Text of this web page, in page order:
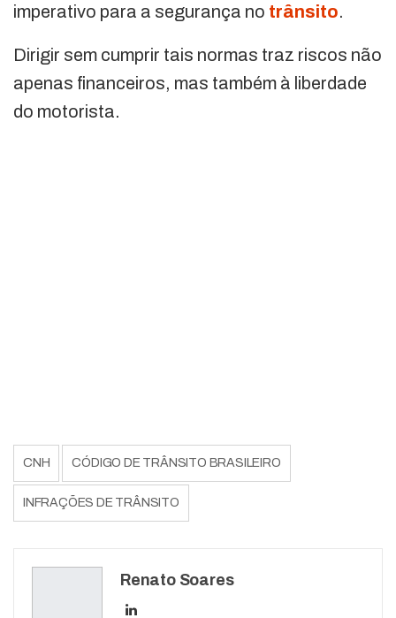
imperativo para a segurança no trânsito.
Dirigir sem cumprir tais normas traz riscos não
apenas financeiros, mas também à liberdade
do motorista.
CNH CÓDIGO DE TRÂNSITO BRASILEIRO
INFRAÇÕES DE TRÂNSITO
Renato Soares